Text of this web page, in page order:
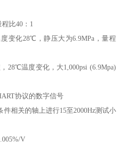
比40：1
变化28℃，静压大为6.9MPa，量程
28℃温度变化，大1,000psi (6.9Mpa)
协议的数字信号
相关的轴上进行15至2000Hz测试小
V